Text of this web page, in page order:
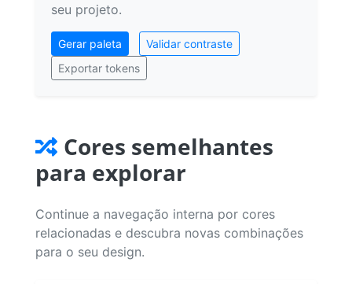
seu projeto.
Gerar paleta
Validar contraste
Exportar tokens
Cores semelhantes
para explorar
Continue a navegação interna por cores
relacionadas e descubra novas combinações
para o seu design.